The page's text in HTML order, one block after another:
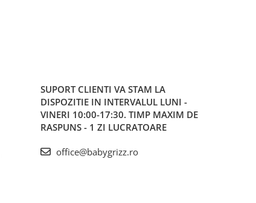
SUPORT CLIENTI VA STAM LA
DISPOZITIE IN INTERVALUL LUNI -
VINERI 10:00-17:30. TIMP MAXIM DE
RASPUNS - 1 ZI LUCRATOARE
office@babygrizz.ro